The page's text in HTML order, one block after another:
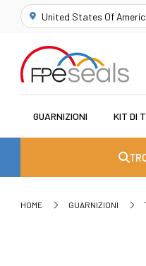
United States Of
GUARNIZIONI KIT DI
HOME GUARNIZIONI